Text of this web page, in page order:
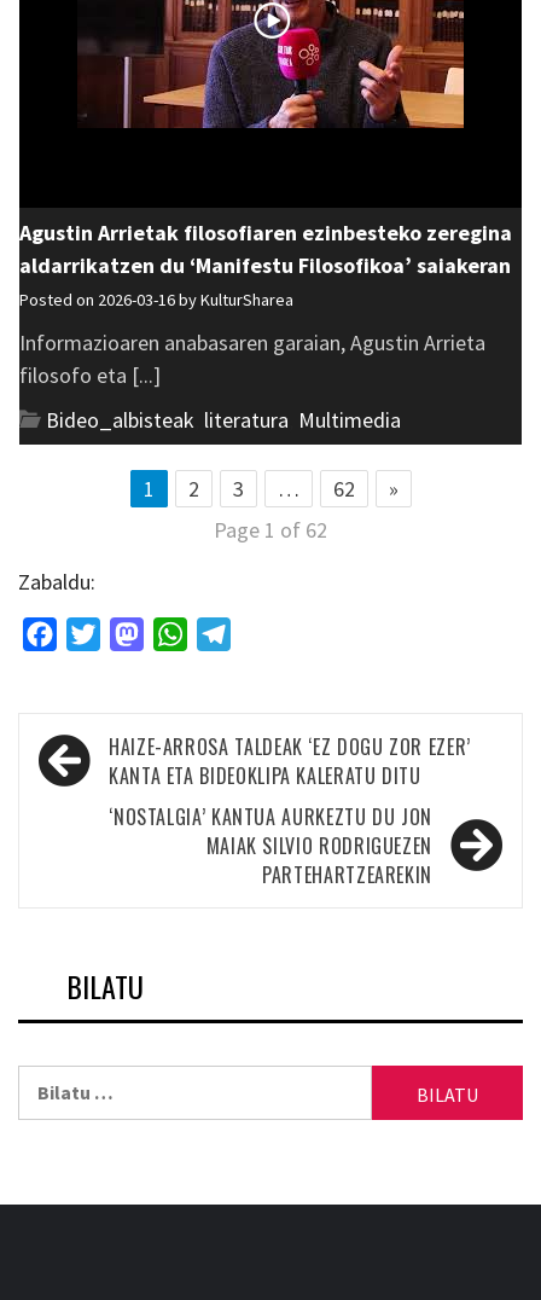
Agustin Arrietak filosofiaren ezinbesteko zeregina
aldarrikatzen du ‘Manifestu Filosofikoa’ saiakeran
Posted on 2026-03-16 byKulturSharea
Informazioaren anabasaren garaian, Agustin Arrieta
filosofo eta [...]
Bideo_albisteak literatura Multimedia
1 2 3 … 62
»
Page 1 of 62
Zabaldu:
FacebookTwitterMastodonWhatsApp
Bidalketetan
zehar
nabigatu
HAIZE-ARROSA TALDEAK ‘EZ DOGU ZOR EZER’
KANTA ETA BIDEOKLIPA KALERATU DITU
‘NOSTALGIA’ KANTUA AURKEZTU DU JON
MAIAK SILVIO RODRIGUEZEN
PARTEHARTZEAREKIN
BILATU